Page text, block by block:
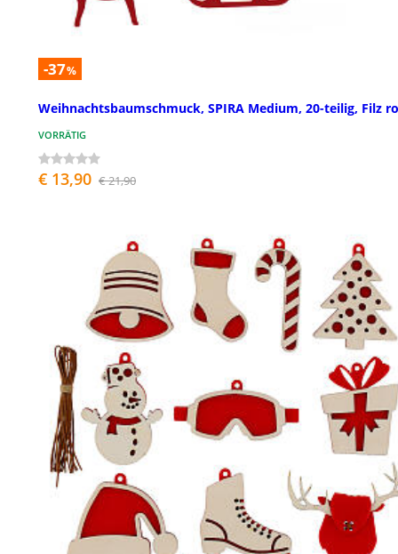
-37%
Weihnachtsbaumschmuck, SPIRA Medium, 20-teilig, Filz
VORRÄTIG
€ 13,90 € 21,90